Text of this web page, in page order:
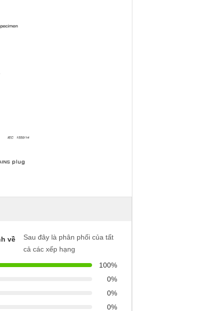
về
Sau đây là phân phối của tất
cả các xếp hạng
100%
0%
0%
0%